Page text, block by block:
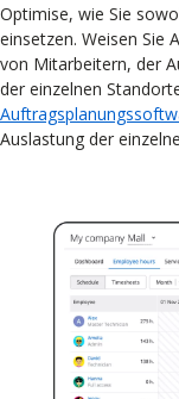
Optimise, wie Sie
einsetzen. Weisen Sie
von Mitarbeitern, der
der einzelnen
Auslastung der